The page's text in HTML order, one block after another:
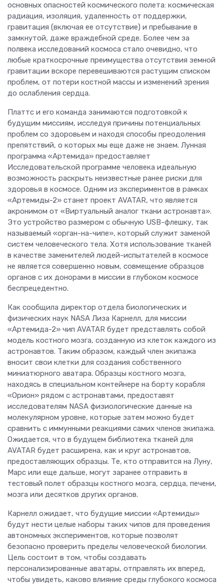
основных опасностей космического полета: космическая
радиация, изоляция, удаленность от поддержки,
гравитация (включая ее отсутствие) и пребывание в
замкнутой, даже враждебной среде. Более чем за
полвека исследований космоса стало очевидно, что
любые краткосрочные преимущества отсутствия земной
гравитации вскоре перевешиваются растущим списком
проблем, от потери костной массы и изменений зрения
до ослабления сердца.
Платтс и его команда занимаются подготовкой к
будущим миссиям, исследуя причины потенциальных
проблем со здоровьем и находя способы преодоления
препятствий, о которых мы еще даже не знаем. Лунная
программа «Артемида» предоставляет
Исследовательской программе человека идеальную
возможность раскрыть неизвестные ранее риски для
здоровья в космосе. Одним из экспериментов в рамках
«Артемиды-2» станет проект AVATAR, что является
акронимом от «Виртуальный аналог ткани астронавта».
Это устройство размером с обычную USB-флешку, так
называемый «орган-на-чипе», который служит заменой
систем человеческого тела. Хотя использование тканей
в качестве заменителей людей-испытателей в космосе
не является совершенно новым, совмещение образцов
органов с их донорами в миссии в глубоком космосе
беспрецедентно.
Как сообщила директор отдела биологических и
физических наук NASA Лиза Карнелл, для миссии
«Артемида-2» чип AVATAR будет представлять собой
модель костного мозга, созданную из клеток каждого из
астронавтов. Таким образом, каждый член экипажа
вносит свои клетки для создания собственного
миниатюрного аватара. Образцы костного мозга,
находясь в специальном контейнере на борту корабля
«Орион» рядом с астронавтами, предоставят
исследователям NASA физиологические данные на
молекулярном уровне, которые затем можно будет
сравнить с иммунными реакциями самих членов экипажа.
Ожидается, что в будущем библиотека тканей для
AVATAR будет расширена, как и круг астронавтов,
предоставляющих образцы. Те, кто отправится на Луну,
Марс или еще дальше, могут заранее отправить в
тестовый полет образцы костного мозга, сердца, печени,
мозга или десятков других органов.
Карнелл ожидает, что будущие миссии «Артемиды»
будут нести целые наборы таких чипов для проведения
автономных экспериментов, которые позволят
безопасно проверить пределы человеческой биологии.
Цель состоит в том, чтобы создавать
персонализированные аватары, отправлять их вперед,
чтобы увидеть, каково влияние среды глубокого космоса